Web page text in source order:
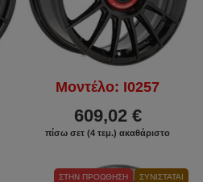
Μοντέλο: I0257
609,02 €
πίσω σετ (4 τεμ.) ακαθάριστο
ΣΤΗΝ ΠΡΟΏΘΗΣΗ ΣΥΝΙΣΤΆΤΑΙ